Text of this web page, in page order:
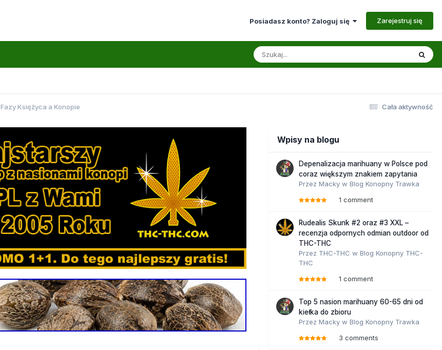
Posiadasz konto? Zaloguj się Zarejestruj się
Cała aktywność
Fazy Księżyca a Konopie
Wpisy na blogu
Depenalizacja marihuany w Polsce pod
coraz większym znakiem zapytania
Przez Macky w Blog Konopny Trawka
1 comment
Rudealis Skunk #2 oraz #3 XXL –
recenzja odpornych odmian outdoor od
THC-THC
Przez THC-THC w Blog Konopny THC-
THC
1 comment
Top 5 nasion marihuany 60-65 dni od
kiełka do zbioru
Przez Macky w Blog Konopny Trawka
3 comments